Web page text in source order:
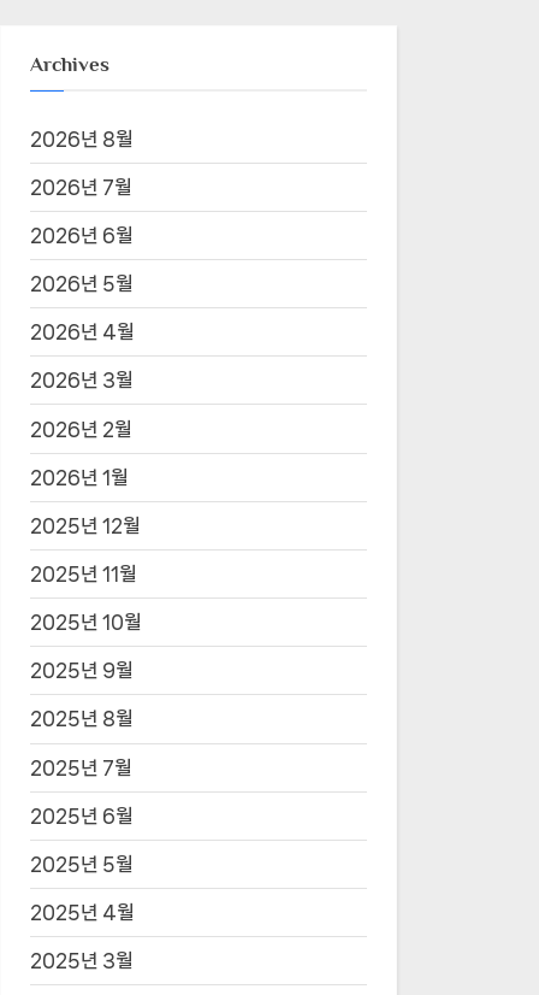
Archives
2026년 8월
2026년 7월
2026년 6월
2026년 5월
2026년 4월
2026년 3월
2026년 2월
2026년 1월
2025년 12월
2025년 11월
2025년 10월
2025년 9월
2025년 8월
2025년 7월
2025년 6월
2025년 5월
2025년 4월
2025년 3월